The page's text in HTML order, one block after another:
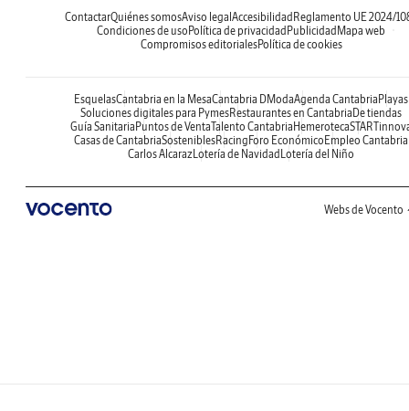
ContactarQuiénes somosAviso legalAccesibilidadReglamento UE 2024/
Condiciones de usoPolítica de privacidadPublicidadMapa web
Compromisos editorialesPolítica de cookies
EsquelasCantabria en la MesaCantabria DModaAgenda CantabriaPlayas
Soluciones digitales para PymesRestaurantes en CantabriaDe tiendas
Guía SanitariaPuntos de VentaTalento CantabriaHemeroteca
Casas de CantabriaSosteniblesRacingForo EconómicoEmpleo Cantabria
Carlos AlcarazLotería de NavidadLotería del Niño
Webs de Vocento